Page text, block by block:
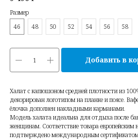
Размер
46
48 50 52 54 56 58
Добавить в
Халат с капюшоном средней плотности из
декорирован логотипом на планке и поясе.
ёлочка дополнен накладными карманами.
Модель халата идеальна для отдыха после
женщинам. Соответствие товара европейским
подтверждено международным